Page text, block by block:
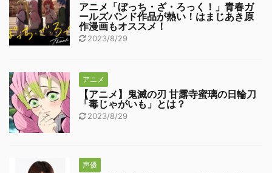
アニメ「ぼっち・ざ・ろっく！」青春ガ
ールズバンド作品が熱い！はまじあき原
作漫画もオススメ！
2023/8/29
アニメ
【アニメ】鬼滅の刃 甘露寺蜜璃の日輪刀
「毒じゃがいも」とは？
2023/8/29
声優